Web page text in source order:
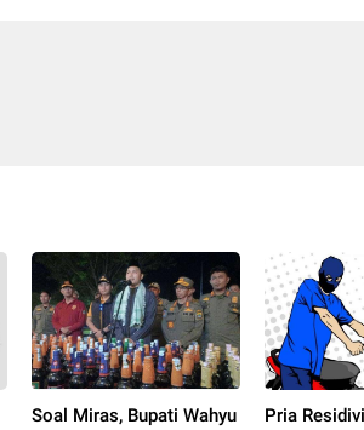
Soal Miras, Bupati Wahyu
Pria